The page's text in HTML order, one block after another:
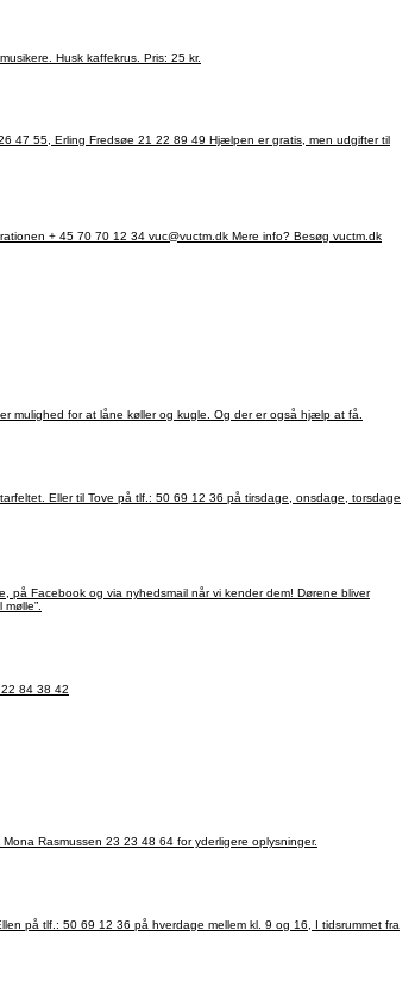
Tirsdag i ulige uger kl. 13.30-15.30. En aktivitet for alle sangglade medlemmer af Ældre Sagen. Vi synger i Kirkecentret i Thisted. Sangen ledes af Jens Knudsen, tlf. 60 49 59 50, der akkompagneres af fire dygtige musikere. Husk kaffekrus. Pris: 25 kr.
+ 45 70 70 12 34 vuc@vuctm.dk Mere info? Besøg vuctm.dk
tildeles efter ”først til mølle”.
Kontakt: Jens Hundal Sørensen tlf. 22 84 38 42
12 I IT-lokalet i Plantagehuset i Thisted, hvor du medbringer din egen PC. En Studiegruppe for begyndere og viderekomne, hvor vi hjælper hinanden i Slægtsforskning. Kontakt: Mona Rasmussen 23 23 48 64 for yderligere oplysninger.